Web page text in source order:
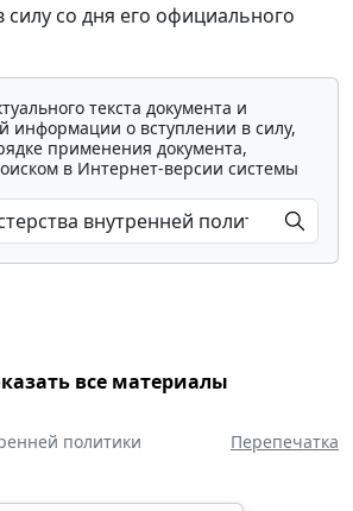
силу со дня его официального
текста документа и
информации о вступлении в силу,
применения документа,
в Интернет-версии системы
все материалы
политики
Перепечатка